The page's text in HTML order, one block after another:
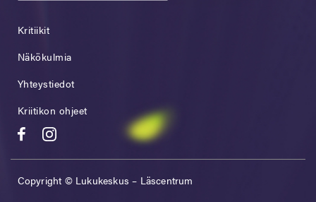
Kritiikit
Näkökulmia
Yhteystiedot
Kriitikon ohjeet
Copyright © Lukukeskus – Läscentrum